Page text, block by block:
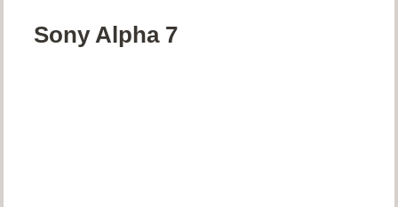
Sony Alpha 7